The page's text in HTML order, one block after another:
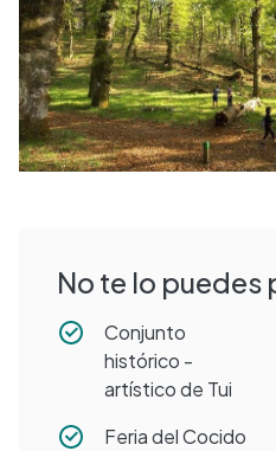
No te lo puedes
Conjunto
histórico -
artístico de Tui
Feria del Cocido